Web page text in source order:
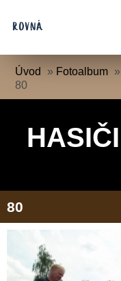
Úvod » Fotoalbum »
80
80